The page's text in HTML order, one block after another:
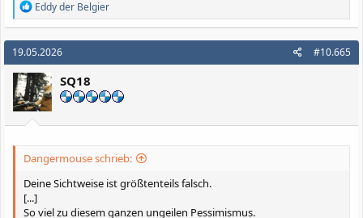
schön warm, aber dann wirds auch recht bald ungemütlich.
R
e
a
k
t
i
o
n
e
n
Eddy der Belgier
19.05.2026 #10.665
SQ18
Dangermouse schrieb:
Deine Sichtweise ist größtenteils falsch.
[...]
So viel zu diesem ganzen ungeilen Pessimismus.